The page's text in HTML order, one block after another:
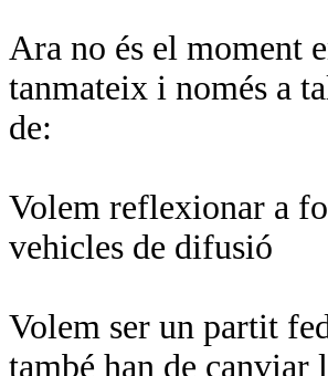
Ara no és el moment
tanmateix i només a
de:
Volem reflexionar a
vehicles de difusió
Volem ser un partit
també han de canviar